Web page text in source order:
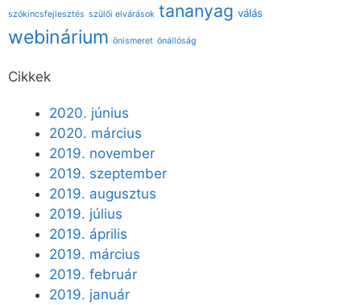
szókincsfejlesztés szülői elvárások tananyag válás
webinárium önismeret önállóság
Cikkek
2020. június
2020. március
2019. november
2019. szeptember
2019. augusztus
2019. július
2019. április
2019. március
2019. február
2019. január